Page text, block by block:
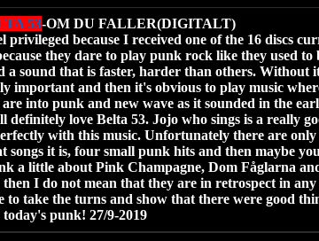
53-OM DU FALLER(DIGITALT)
privileged because I received one of the 16 discs
they dare to play punk rock like they used
a sound that is faster, harder than others. Without
important and then it's obvious to play music
into punk and new wave as it sounded in the
definitely love Belta 53. Jojo who sings is a really
with this music. Unfortunately there are only
songs it is, four small punk hits and then maybe
a little about Pink Champagne, Dom Fåglarna
then I do not mean that they are in retrospect in
to take the turns and show that there were good
punk! 27/9-2019